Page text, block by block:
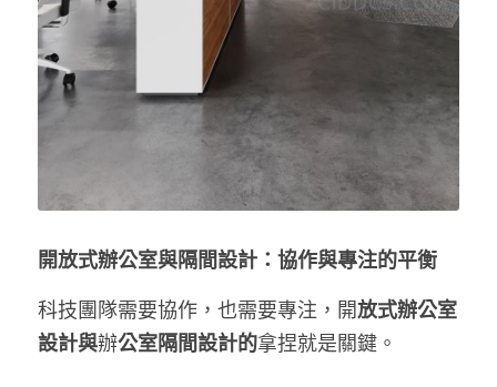
開放式辦公室與隔間設計：協作與專注的平衡
科技團隊需要協作，也需要專注，開放式辦公室
設計與辦公室隔間設計的拿捏就是關鍵。